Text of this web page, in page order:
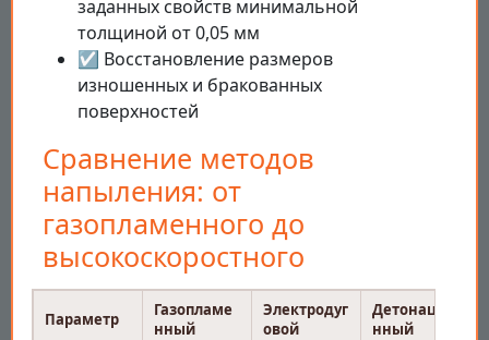
заданных свойств минимальной
толщиной от 0,05 мм
☑ Восстановление размеров
изношенных и бракованных
поверхностей
Сравнение методов
напыления: от
газопламенного до
высокоскоростного
Параметр
Газопламе
нный
Электродуг
овой
Детонацио
нный